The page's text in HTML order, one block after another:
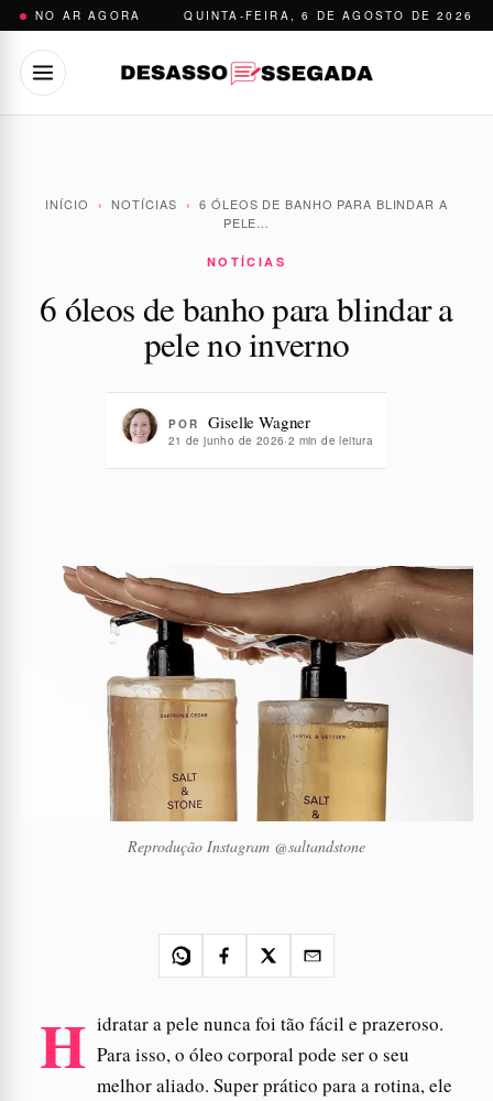
Pular
conteúdo
NO AR AGORA QUINTA-FEIRA, 6 DE AGOSTO DE 2026
INÍCIO › NOTÍCIAS › 6 ÓLEOS DE BANHO PARA BLINDAR A
PELE…
NOTÍCIAS
6 óleos de banho para blindar a
pele no inverno
POR Giselle Wagner
21 de junho de 2026·2 min de leitura
Reprodução Instagram @saltandstone
H idratar a pele nunca foi tão fácil e prazeroso.
Para isso, o óleo corporal pode ser o seu
melhor aliado. Super prático para a rotina, ele